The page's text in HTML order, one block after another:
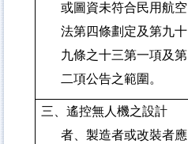
或圖資未符合民用航空
法第四條劃定及第九十
九條之十三第一項及第
二項公告之範圍。
三、遙控無人機之設計
者、製造者或改裝者應